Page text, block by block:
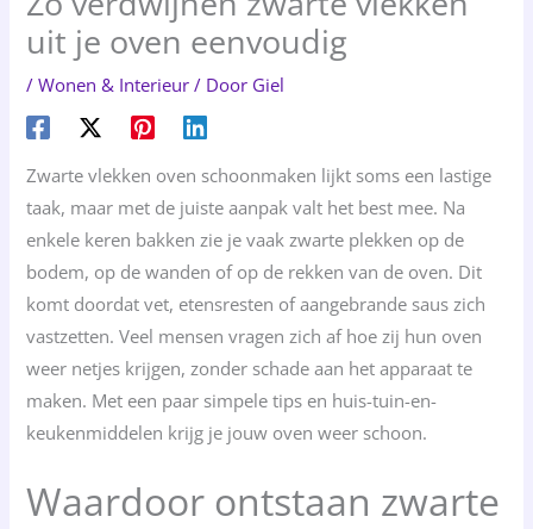
uit je oven eenvoudig
/Wonen & Interieur / Door Giel
Zwarte vlekken oven schoonmaken lijkt soms een lastige
taak, maar met de juiste aanpak valt het best mee. Na
enkele keren bakken zie je vaak zwarte plekken op de
bodem, op de wanden of op de rekken van de oven. Dit
komt doordat vet, etensresten of aangebrande saus zich
vastzetten. Veel mensen vragen zich af hoe zij hun oven
weer netjes krijgen, zonder schade aan het apparaat te
maken. Met een paar simpele tips en huis-tuin-en-
keukenmiddelen krijg je jouw oven weer schoon.
Waardoor ontstaan zwarte